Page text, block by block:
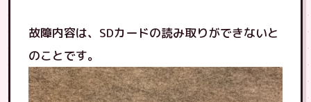
故障内容は、SDカードの読み取りができないと
のことです。